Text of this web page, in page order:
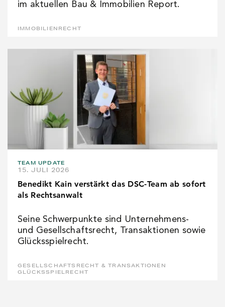
im aktuellen Bau & Immobilien Report.
IMMOBILIENRECHT
TEAM UPDATE
15. JULI 2026
Benedikt Kain verstärkt das DSC-Team ab sofort
als Rechtsanwalt
Seine Schwerpunkte sind Unternehmens-
und Gesellschaftsrecht, Transaktionen sowie
Glücksspielrecht.
GESELLSCHAFTSRECHT & TRANSAKTIONEN
GLÜCKSSPIELRECHT